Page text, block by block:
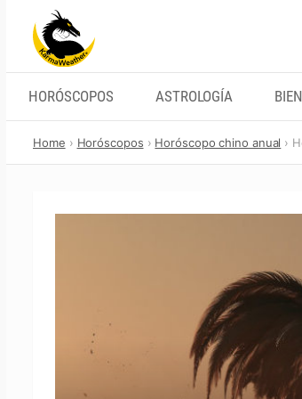
content
HORÓSCOPOS ASTROLOGÍA
Home Horóscopos Horóscopo chino anual